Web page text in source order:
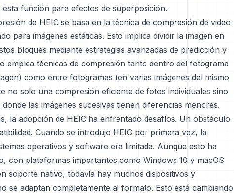
función para efectos de superposición.
de HEIC se basa en la técnica de compresión de video
para imágenes estáticas. Esto implica dividir la imagen en
bloques mediante estrategias avanzadas de predicción y
emplea técnicas de compresión tanto dentro del fotograma
como entre fotogramas (en varias imágenes del mismo
no solo una compresión eficiente de fotos individuales sino
las imágenes sucesivas tienen diferencias menores.
la adopción de HEIC ha enfrentado desafíos. Un obstáculo
Cuando se introdujo HEIC por primera vez, la
operativos y software era limitada. Aunque esto ha
con plataformas importantes como Windows 10 y macOS
soporte nativo, todavía hay muchos dispositivos y
se adaptan completamente al formato. Esto está cambiando